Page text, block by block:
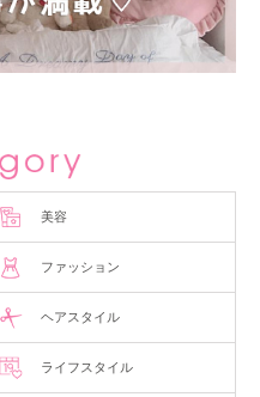
美容
ファッション
ヘアスタイル
ライフスタイル